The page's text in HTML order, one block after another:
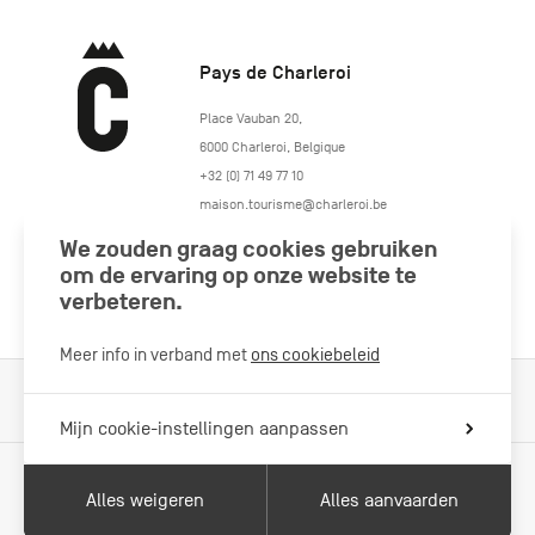
Pays de Charleroi
https://www.paysdecharleroi.be/
Place Vauban 20,
6000 Charleroi, Belgique
+32 (0) 71 49 77 10
maison.tourisme@charleroi.be
Volg ons
Met de steun van
We zouden graag cookies gebruiken
om de ervaring op onze website te
verbeteren.
Meer info in verband met ons cookiebeleid
Mijn cookie-instellingen aanpassen
Alles weigeren Alles aanvaarden